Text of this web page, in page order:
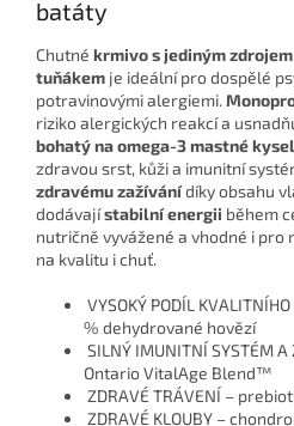
batáty
Chutné krmivo s jediným
tuňákem je ideální pro dospělé
potravinovými alergiemi.
riziko alergických reakcí a
bohatý na omega-3 mastné
zdravou srst, kůži a imunitní
zdravému zažívánídíky obsahu
dodávajístabilní energii během
nutričně vyvážené a vhodné i pro
na kvalitu i chuť.
VYSOKÝ PODÍL
% dehydrované hovězí
SILNÝ IMUNITNÍ SYSTÉM A
Ontario VitalAge Blend™
ZDRAVÉ TRÁVENÍ –
ZDRAVÉ KLOUBY –